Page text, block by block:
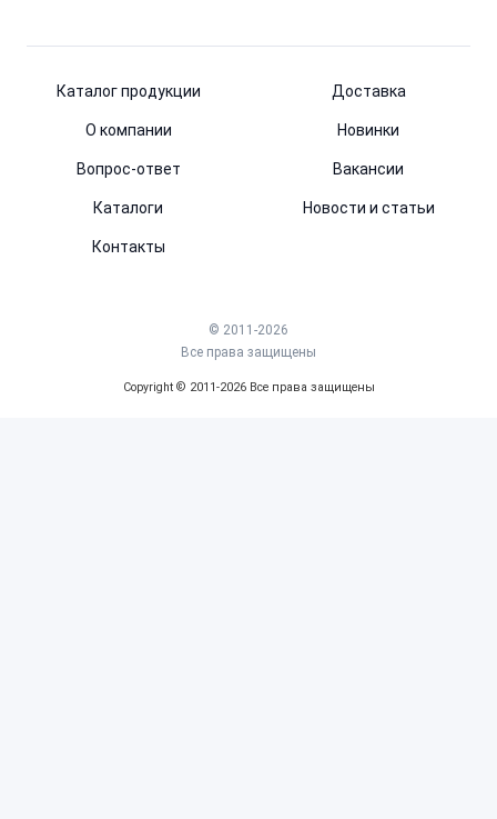
Каталог продукции Доставка
О компании Новинки
Вопрос-ответ Вакансии
Каталоги Новости и статьи
Контакты
© 2011-2026
Все права защищены
Copyright © 2011-2026 Все права защищены